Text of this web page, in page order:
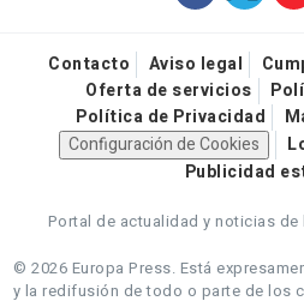
Contacto Aviso legal
Oferta de servicios
Política de Privacidad
Configuración de Cookies
Publicidad
Portal de actualidad y noticias de
© 2026 Europa Press. Está
y la redifusión de todo o parte de los